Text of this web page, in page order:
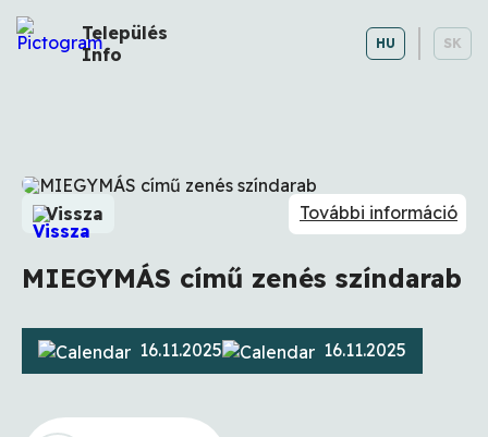
Település
Info
HU SK
Vissza További információ
MIEGYMÁS című zenés színdarab
16.11.2025 16.11.2025